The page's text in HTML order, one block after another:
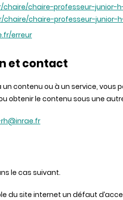
chaire/chaire-professeur-junior-
chaire/chaire-professeur-junior-
erreur
et contact
un contenu ou à un service,
obtenir le contenu sous une
le cas suivant.
du site internet un défaut